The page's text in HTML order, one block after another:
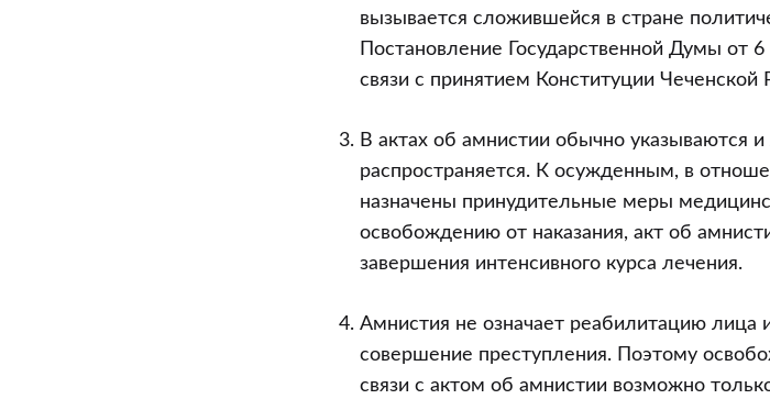
вызывается сложившейся в стране
Постановление Государственной Думы от
связи с принятием Конституции Чеченской
В актах об амнистии обычно указываются
распространяется. К осужденным, в
назначены принудительные меры
освобождению от наказания, акт об
завершения интенсивного курса лечения.
Амнистия не означает реабилитацию лица
совершение преступления. Поэтому
связи с актом об амнистии возможно